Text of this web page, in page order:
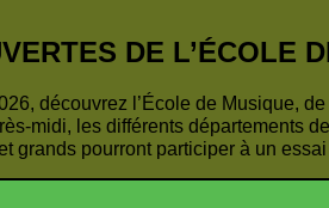
DE L’ÉCOLE
découvrez l’École de Musique,
midi, les différents départements
grands pourront participer à un